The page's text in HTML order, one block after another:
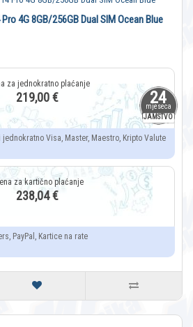
24
mjeseca
JAMSTVO
4G 8GB/256GB Dual SIM Ocean Blue
219,00 €
jednokratno Visa, Master, Maestro, Kripto Valute
238,04 €
PayPal, Kartice na rate